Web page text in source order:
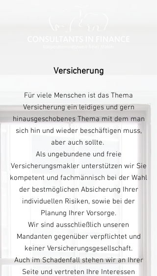
Versicherung
Für viele Menschen ist das Thema
Versicherung ein leidiges und gern
hinausgeschobenes Thema mit dem man
sich hin und wieder beschäftigen muss,
aber auch sollte.
Als ungebundene und freie
Versicherungsmakler unterstützen wir Sie
kompetent und fachmännisch bei der Wahl
der bestmöglichen Absicherung Ihrer
individuellen Risiken, sowie bei der
Planung Ihrer Vorsorge.
Wir sind ausschließlich unseren
Mandanten gegenüber verpflichtet und
keiner Versicherungsgesellschaft.
Auch im Schadenfall stehen wir an Ihrer
Seite und vertreten Ihre Interessen